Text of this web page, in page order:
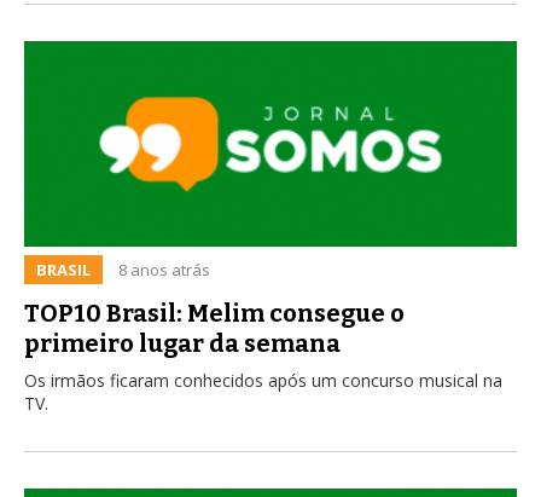
BRASIL 8 anos atrás
TOP10 Brasil: Melim consegue o
primeiro lugar da semana
Os irmãos ficaram conhecidos após um concurso musical na
TV.